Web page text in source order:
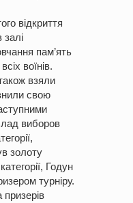
відкриття
залі
пам’ять
воїнів.
взяли
свою
виборов
золоту
Годун
турніру.